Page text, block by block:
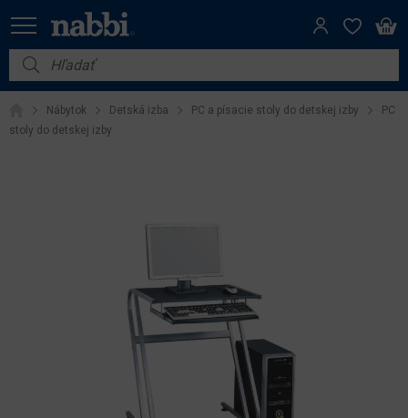
Nábytok
Vybavenie do domácnosti
Nábytok Detská izba PC a písacie stoly do detskej izby
PC
stoly do detskej izby